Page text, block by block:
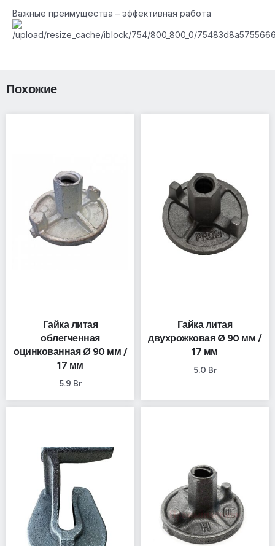
Важные преимущества – эффективная работа
Похожие
Гайка литая
облегченная
оцинкованная Ø 90 мм /
17 мм
5.9 Br
Гайка литая
двухрожковая Ø 90 мм /
17 мм
5.0 Br